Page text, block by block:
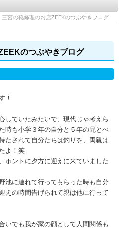
三宮の靴修理のお店ZEEKのつぶやきブログ
のつぶやきブログ
！
していたみたいで、現代じゃ考えら
時も小学３年の自分と５年の兄とべ
たされて自分たちは釣りを、両親は
よ！笑
ホントに夕方に迎えに来ていました
池に連れて行ってもらった時も自分
えの時間告げられて親は他に行って
いでも我が家の顔として人間関係も